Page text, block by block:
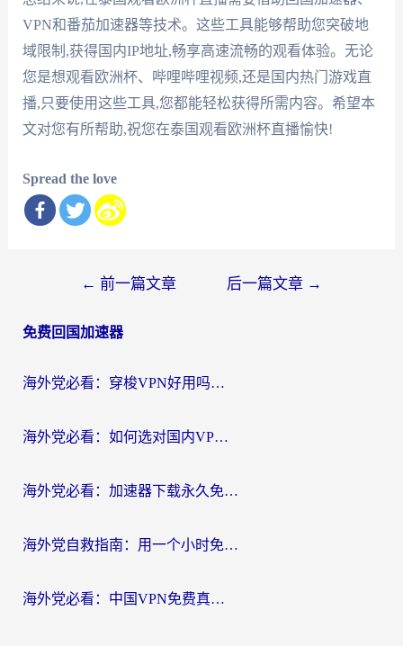
VPN和番茄加速器等技术。这些工具能够帮助您突破地
域限制,获得国内IP地址,畅享高速流畅的观看体验。无论
您是想观看欧洲杯、哔哩哔哩视频,还是国内热门游戏直
播,只要使用这些工具,您都能轻松获得所需内容。希望本
文对您有所帮助,祝您在泰国观看欧洲杯直播愉快!
Spread the love
导
← 前一篇文章 后一篇文章 →
免费回国加速器
海外党必看：穿梭VPN好用吗？和云帆VPN对比哪个回国效果更好？附真实测评+避坑指南
海外党必看：如何选对国内VPN，实现无缝访问国内资源？
海外党必看：加速器下载永久免费版真的存在吗？教你无缝访问国内资源的正确姿势
海外党自救指南：用一个小时免费加速器，轻松打破国内资源访问壁垒？
海外党必看：中国VPN免费真的靠谱吗？手把手教你选对回国加速器